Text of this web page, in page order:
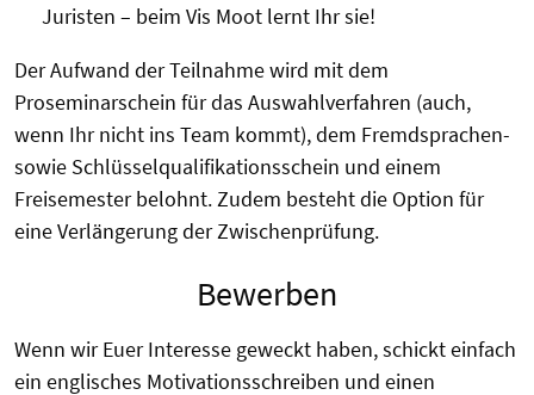
Juristen – beim Vis Moot lernt Ihr sie!
Der Aufwand der Teilnahme wird mit dem
Proseminarschein für das Auswahlverfahren (auch,
wenn Ihr nicht ins Team kommt), dem Fremdsprachen-
sowie Schlüsselqualifikationsschein und einem
Freisemester belohnt. Zudem besteht die Option für
eine Verlängerung der Zwischenprüfung.
Bewerben
Wenn wir Euer Interesse geweckt haben, schickt einfach
ein englisches Motivationsschreiben und einen